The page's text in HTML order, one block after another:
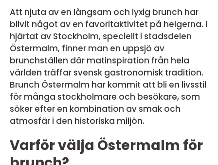
Att njuta av en långsam och lyxig brunch har
blivit något av en favoritaktivitet på helgerna. I
hjärtat av Stockholm, speciellt i stadsdelen
Östermalm, finner man en uppsjö av
brunchställen där matinspiration från hela
världen träffar svensk gastronomisk tradition.
Brunch Östermalm har kommit att bli en livsstil
för många stockholmare och besökare, som
söker efter en kombination av smak och
atmosfär i den historiska miljön.
Varför välja Östermalm för